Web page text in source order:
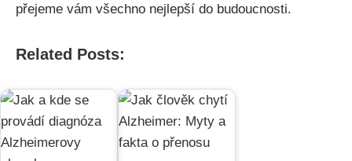
přejeme vám všechno nejlepší do budoucnosti.
Related Posts: